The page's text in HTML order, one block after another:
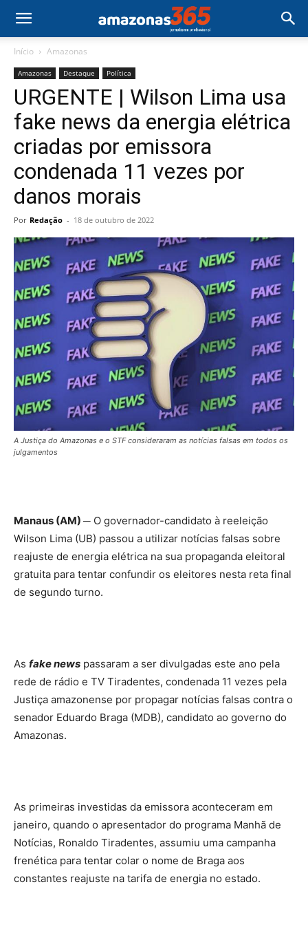
Início Amazonas
Amazonas Destaque Política
URGENTE | Wilson Lima usa
fake news da energia elétrica
criadas por emissora
condenada 11 vezes por
danos morais
Por Redação - 18 de outubro de 2022
A Justiça do Amazonas e o STF consideraram as notícias falsas em todos os
julgamentos
Manaus (AM) ─ O governador-candidato à reeleição
Wilson Lima (UB) passou a utilizar notícias falsas sobre
reajuste de energia elétrica na sua propaganda eleitoral
gratuita para tentar confundir os eleitores nesta reta final
de segundo turno.
As fake news passaram a ser divulgadas este ano pela
rede de rádio e TV Tiradentes, condenada 11 vezes pela
Justiça amazonense por propagar notícias falsas contra o
senador Eduardo Braga (MDB), candidato ao governo do
Amazonas.
As primeiras investidas da emissora aconteceram em
janeiro, quando o apresentador do programa Manhã de
Notícias, Ronaldo Tiradentes, assumiu uma campanha
frenética para tentar colar o nome de Braga aos
constantes reajuste na tarifa de energia no estado.